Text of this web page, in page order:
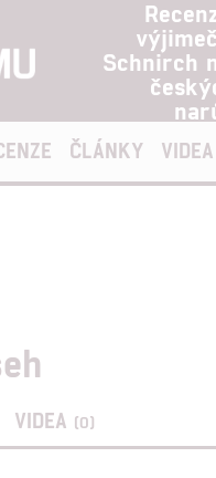
Schnirch
ČLÁNKY VIDEA
VIDEA (0)